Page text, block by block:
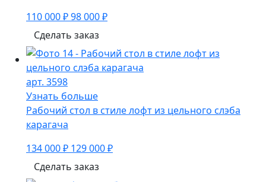
110 000 ₽98 000 ₽
Сделать заказ
арт. 3598
Узнать больше
Рабочий стол в стиле лофт из цельного слэба
карагача
134 000 ₽ 129 000 ₽
Сделать заказ